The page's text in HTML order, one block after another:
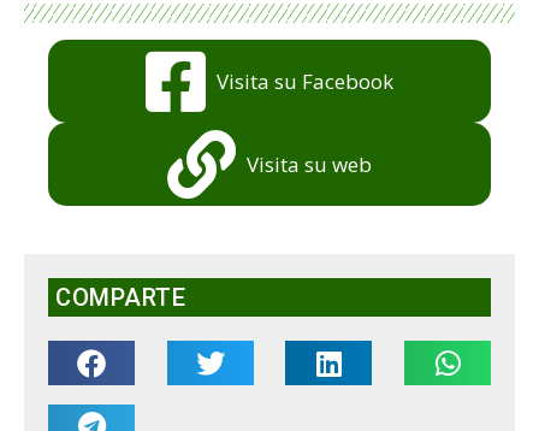
Visita su Facebook
Visita su web
COMPARTE